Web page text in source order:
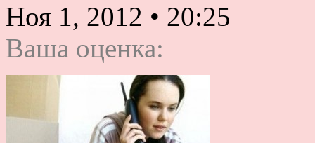
Ноя 1, 2012 • 20:25
Ваша оценка: